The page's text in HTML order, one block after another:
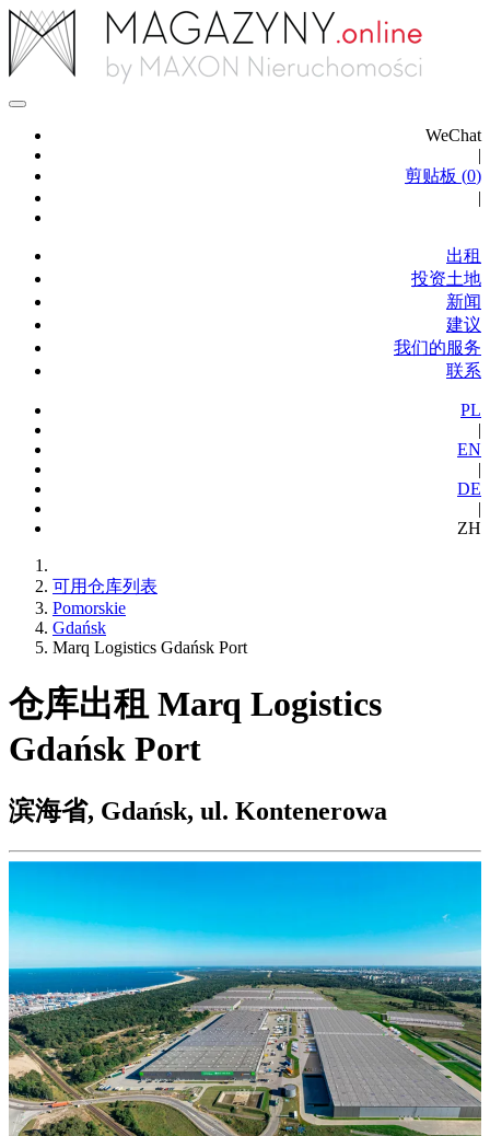
WeChat
|
剪贴板 (0)
|
出租
投资土地
新闻
建议
我们的服务
联系
PL
|
EN
|
DE
|
ZH
可用仓库列表
Pomorskie
Gdańsk
Marq Logistics Gdańsk Port
仓库出租 Marq Logistics
Gdańsk Port
滨海省, Gdańsk, ul. Kontenerowa